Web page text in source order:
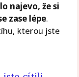
najevo, že si
zase lépe.
kterou jste